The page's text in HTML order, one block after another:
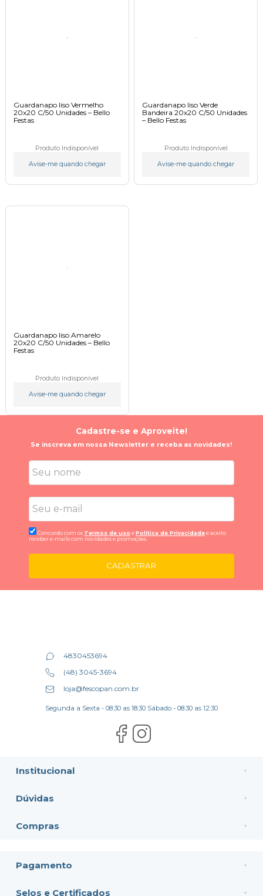
Guardanapo liso Vermelho
20x20 C/50 Unidades – Bello
Festas
Produto Indisponível
Avise-me quando chegar
Guardanapo liso Verde
Bandeira 20x20 C/50 Unidades
– Bello Festas
Produto Indisponível
Avise-me quando chegar
Guardanapo liso Amarelo
20x20 C/50 Unidades – Bello
Festas
Produto Indisponível
Avise-me quando chegar
Cadastre-se e Aproveite!
Se inscreva em nossa Newsletter e receba as novidades!
Concordo com os Termos de uso ePolitica de Privacidadee aceito
receber e-mails com novidades e promoções.
CADASTRAR
Institucional
Dúvidas
Compras
4830453694
(48) 3045-3694
loja@fescopan.com.br
Segunda a Sexta - 08:30 as 18:30 Sábado - 08:30 as 12:30
Pagamento
Selos e Certificados